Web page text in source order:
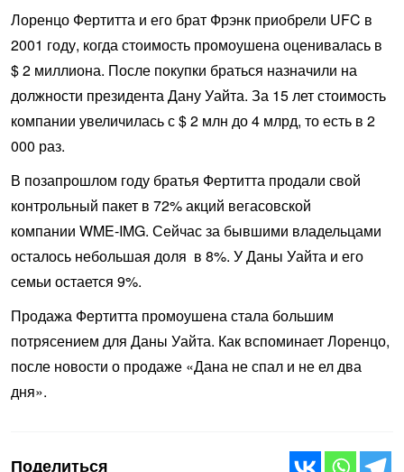
Лоренцо Фертитта и его брат Фрэнк приобрели UFC в
2001 году, когда стоимость промоушена оценивалась в
$ 2 миллиона. После покупки браться назначили на
должности президента Дану Уайта. За 15 лет стоимость
компании увеличилась с $ 2 млн до 4 млрд, то есть в 2
000 раз.
В позапрошлом году братья Фертитта продали свой
контрольный пакет в 72% акций вегасовской
компании WME-IMG. Сейчас за бывшими владельцами
осталось небольшая доля в 8%. У Даны Уайта и его
семьи остается 9%.
Продажа Фертитта промоушена стала большим
потрясением для Даны Уайта. Как вспоминает Лоренцо,
после новости о продаже «Дана не спал и не ел два
дня».
Поделиться